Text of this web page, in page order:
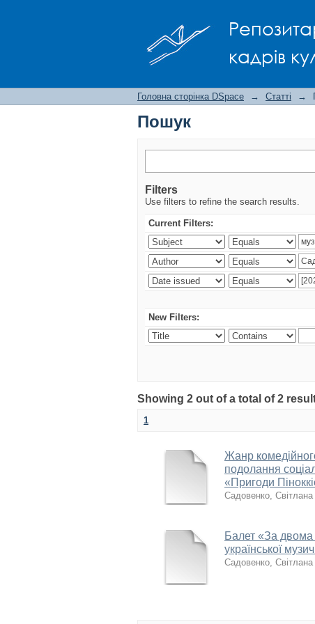
кадрів
Головна сторінка DSpace → Статті →
Пошук
Filters
Use filters to refine the search results.
Current Filters:
New Filters:
Showing 2 out of a total of 2
1
Жанр
подолання
«Пригоди
Садовенко,
Балет «За
української
Садовенко,